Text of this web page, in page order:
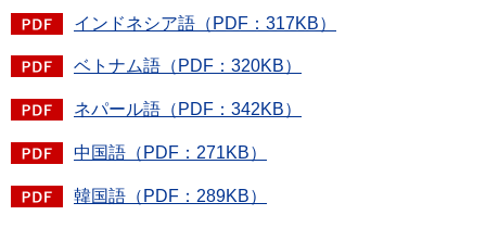
インドネシア語（PDF：317KB）
ベトナム語（PDF：320KB）
ネパール語（PDF：342KB）
中国語（PDF：271KB）
韓国語（PDF：289KB）